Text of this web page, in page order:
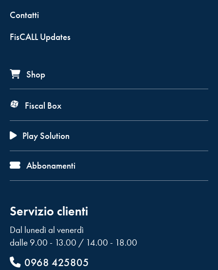
Contatti
FisCALL Updates
Shop
Fiscal Box
Play Solution
Abbonamenti
Servizio clienti
Dal lunedì al venerdì
dalle 9.00 - 13.00 / 14.00 - 18.00
0968 425805